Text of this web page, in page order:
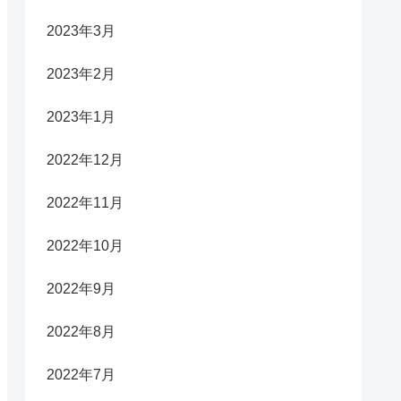
2023年3月
2023年2月
2023年1月
2022年12月
2022年11月
2022年10月
2022年9月
2022年8月
2022年7月